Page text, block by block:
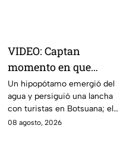
VIDEO: Captan
momento en que
hipopótamo sale del
agua para perseguir a
turistas en lancha
Un hipopótamo emergió del
agua y persiguió una lancha
con turistas en Botsuana; el
guía aceleró a tiempo para
08 agosto, 2026